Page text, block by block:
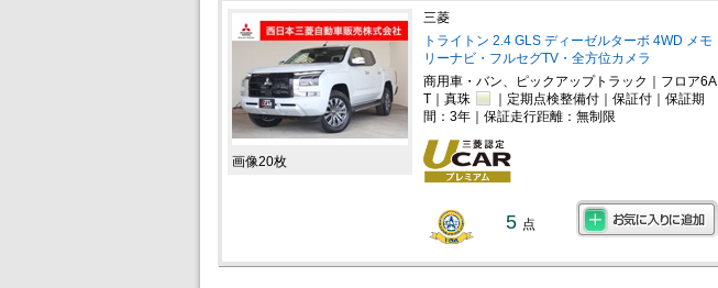
画像20枚
三菱
トライトン 2.4 GLS ディーゼルターボ 4WD メモ
リーナビ・フルセグTV・全方位カメラ
商用車・バン、ピックアップトラック｜フロア6A
T｜真珠
｜定期点検整備付｜保証付｜保証期
間：3年｜保証走行距離：無制限
5 点